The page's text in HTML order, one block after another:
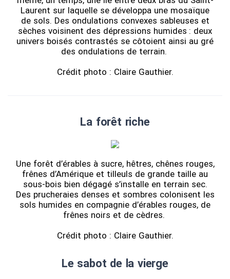
Laurent sur laquelle se développa une mosaïque
de sols. Des ondulations convexes sableuses et
sèches voisinent des dépressions humides : deux
univers boisés contrastés se côtoient ainsi au gré
des ondulations de terrain.
Crédit photo : Claire Gauthier.
La forêt riche
Une forêt d’érables à sucre, hêtres, chênes rouges,
frênes d’Amérique et tilleuls de grande taille au
sous-bois bien dégagé s’installe en terrain sec.
Des prucheraies denses et sombres colonisent les
sols humides en compagnie d’érables rouges, de
frênes noirs et de cèdres.
Crédit photo : Claire Gauthier.
Le sabot de la vierge